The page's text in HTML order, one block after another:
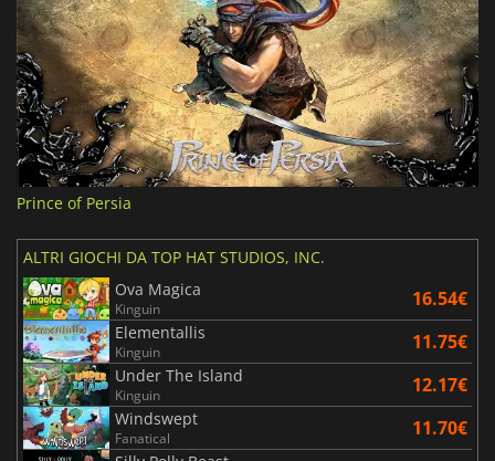
Prince of Persia
ALTRI GIOCHI DA TOP HAT STUDIOS, INC.
Ova Magica
Kinguin 16.54€
Elementallis
Kinguin 11.75€
Under The Island
Kinguin 12.17€
Windswept
Fanatical 11.70€